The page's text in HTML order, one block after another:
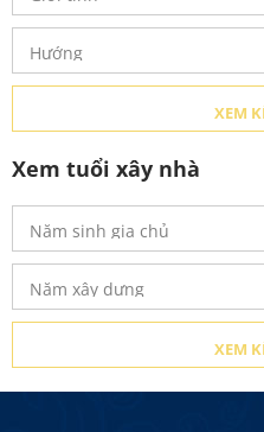
Xem tuổi xây nhà